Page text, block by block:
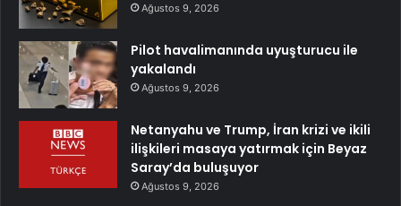
Ağustos 9, 2026
Pilot havalimanında uyuşturucu ile
yakalandı
Ağustos 9, 2026
Netanyahu ve Trump, İran krizi ve ikili
ilişkileri masaya yatırmak için Beyaz
Saray’da buluşuyor
Ağustos 9, 2026